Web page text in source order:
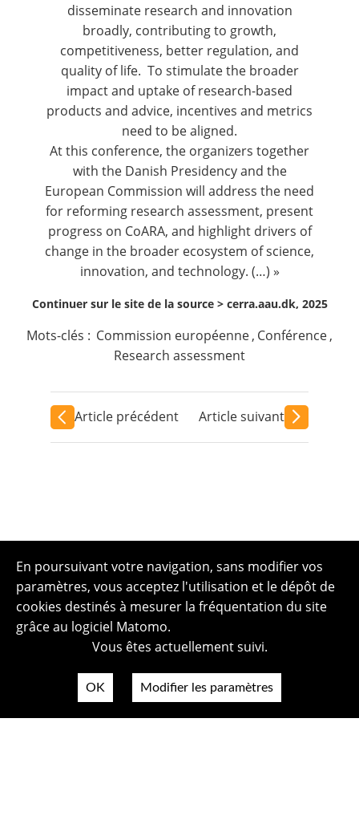
disseminate research and innovation
broadly, contributing to growth,
competitiveness, better regulation, and
quality of life. To stimulate the broader
impact and uptake of research-based
products and advice, incentives and metrics
need to be aligned.
At this conference, the organizers together
with the Danish Presidency and the
European Commission will address the need
for reforming research assessment, present
progress on CoARA, and highlight drivers of
change in the broader ecosystem of science,
innovation, and technology. (…) »
Continuer sur le site de la source > cerra.aau.dk, 2025
Mots-clés : Commission européenne, Conférence,
Research assessment
Article précédent Article suivant
En poursuivant votre navigation, sans modifier vos
paramètres, vous acceptez l'utilisation et le dépôt de
cookies destinés à mesurer la fréquentation du site
grâce au logiciel Matomo.
Vous êtes actuellement suivi.
OK Modifier les paramètres